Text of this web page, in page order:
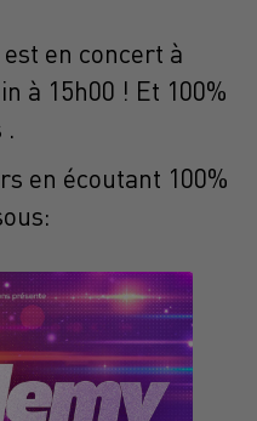
est en concert à
à 15h00 ! Et 100%
.
en écoutant 100%